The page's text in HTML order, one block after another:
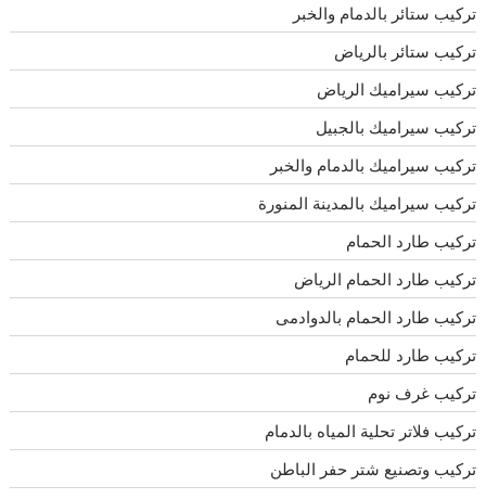
تركيب ستائر بالدمام والخبر
تركيب ستائر بالرياض
تركيب سيراميك الرياض
تركيب سيراميك بالجبيل
تركيب سيراميك بالدمام والخبر
تركيب سيراميك بالمدينة المنورة
تركيب طارد الحمام
تركيب طارد الحمام الرياض
تركيب طارد الحمام بالدوادمى
تركيب طارد للحمام
تركيب غرف نوم
تركيب فلاتر تحلية المياه بالدمام
تركيب وتصنيع شتر حفر الباطن